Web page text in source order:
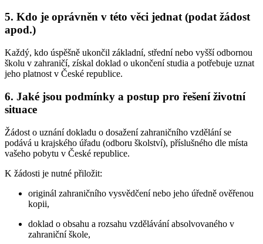
5. Kdo je oprávněn v této věci jednat (podat žádost
apod.)
Každý, kdo úspěšně ukončil základní, střední nebo vyšší odbornou
školu v zahraničí, získal doklad o ukončení studia a potřebuje uznat
jeho platnost v České republice.
6. Jaké jsou podmínky a postup pro řešení životní
situace
Žádost o uznání dokladu o dosažení zahraničního vzdělání se
podává u krajského úřadu (odboru školství), příslušného dle místa
vašeho pobytu v České republice.
K žádosti je nutné přiložit:
originál zahraničního vysvědčení nebo jeho úředně ověřenou
kopii,
doklad o obsahu a rozsahu vzdělávání absolvovaného v
zahraniční škole,